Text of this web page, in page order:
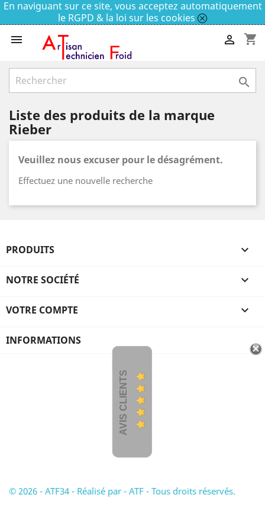
En naviguant sur ce site, vous acceptez automatiquement
le RGPD & la loi sur les cookies
 shopping_cart


Liste des produits de la marque
Rieber
Veuillez nous excuser pour le désagrément.
Effectuez une nouvelle recherche
PRODUITS 
NOTRE SOCIÉTÉ 
VOTRE COMPTE 
INFORMATIONS
AVIS CLIENTS
© 2026 - ATF34 - Réalisé par - ATF - Tous droits réservés.